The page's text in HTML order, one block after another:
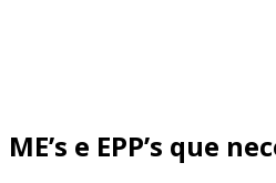
ME’s e EPP’s que